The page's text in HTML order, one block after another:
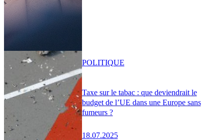
Taxe sur le tabac : que deviendrait le
budget de l’UE dans une Europe sans
fumeurs ?
18.07.2025
POLITIQUE